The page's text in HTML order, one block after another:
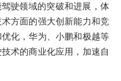
驶领域的突破和进展，体
方面的强大创新能力和竞
化，华为、小鹏和极越等
术的商业化应用，加速自